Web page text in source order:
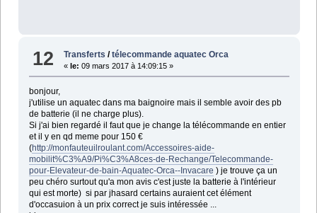
12 Transferts /télecommande aquatec Orca
«le: 09 mars 2017 à 14:09:15 »
bonjour,
j'utilise un aquatec dans ma baignoire mais il semble avoir des pb
de batterie (il ne charge plus).
Si j'ai bien regardé il faut que je change la télécommande en entier
et il y en qd meme pour 150 €
(http://monfauteuilroulant.com/Accessoires-aide-
mobilit%C3%A9/Pi%C3%A8ces-de-Rechange/Telecommande-
pour-Elevateur-de-bain-Aquatec-Orca--Invacare ) je trouve ça un
peu chéro surtout qu'a mon avis c'est juste la batterie à l'intérieur
qui est morte) si par jhasard certains auraient cet élément
d'occasuion à un prix correct je suis intéressée ...